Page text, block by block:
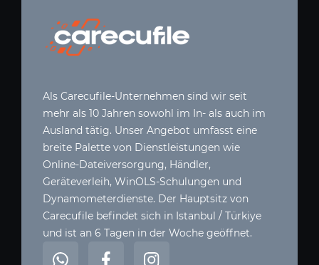
Als Carecufile-Unternehmen sind wir seit
mehr als 10 Jahren sowohl im In- als auch im
Ausland tätig. Unser Angebot umfasst eine
breite Palette von Dienstleistungen wie
Online-Dateiversorgung, Händler,
Geräteverleih, WinOLS-Schulungen und
Dynamometerdienste. Der Hauptsitz von
Carecufile befindet sich in Istanbul / Türkiye
und ist an 6 Tagen in der Woche geöffnet.